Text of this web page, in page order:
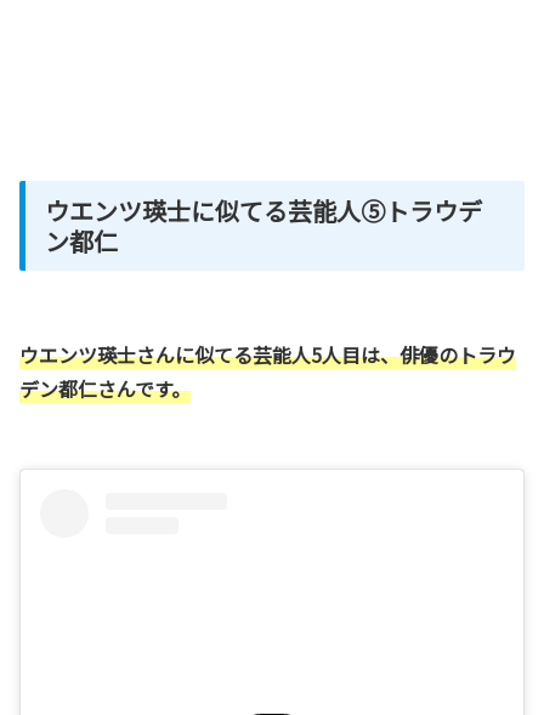
ウエンツ瑛士に似てる芸能人⑤トラウデ
ン都仁
ウエンツ瑛士さんに似てる芸能人5人目は、俳優のトラウ
デン都仁さんです。